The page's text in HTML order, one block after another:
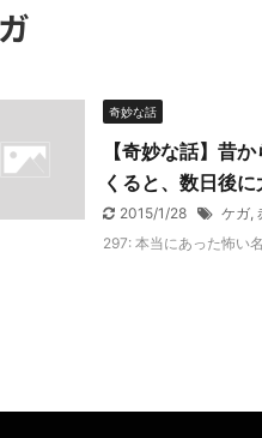
奇妙な話
【奇妙な話】昔
くると、数日後
2015/1/28 ケガ
297: 本当にあった怖い